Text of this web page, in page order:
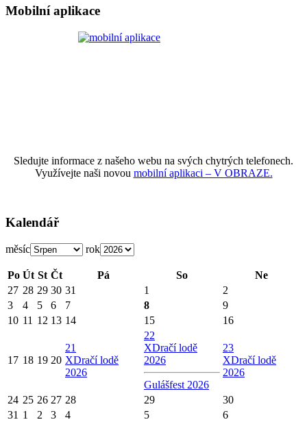
Mobilní aplikace
Sledujte informace z našeho webu na svých chytrých telefonech.
Využívejte naši novou mobilní aplikaci – V OBRAZE.
Kalendář
měsíc rok
Po Út St Čt Pá So
Ne
27 28 29 30 31 1
2
3
4 5 6 7 8
9
10 11 12 13 14 15 16
17 18 19 20
21
XDračí lodě
2026
22
XDračí lodě
2026
Gulášfest 2026
23
XDračí lodě
2026
24 25 26 27 28 29
30
31 1 2 3 4 5 6